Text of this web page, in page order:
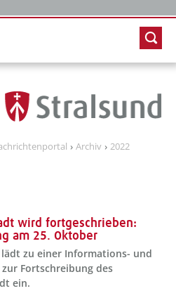
Archiv
2022
wird fortgeschrieben:
am 25. Oktober
zu einer Informations- und
Fortschreibung des
ein.